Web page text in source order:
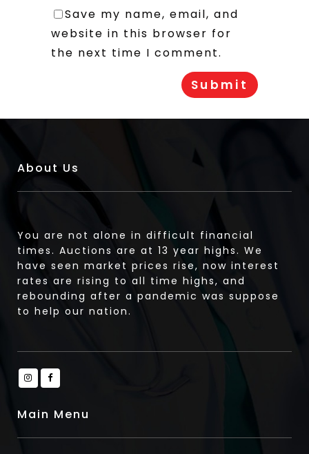
Save my name, email, and
website in this browser for
the next time I comment.
About Us
You are not alone in difficult financial
times. Auctions are at 13 year highs. We
have seen market prices rise, now interest
rates are rising to all time highs, and
rebounding after a pandemic was suppose
to help our nation.
Main Menu